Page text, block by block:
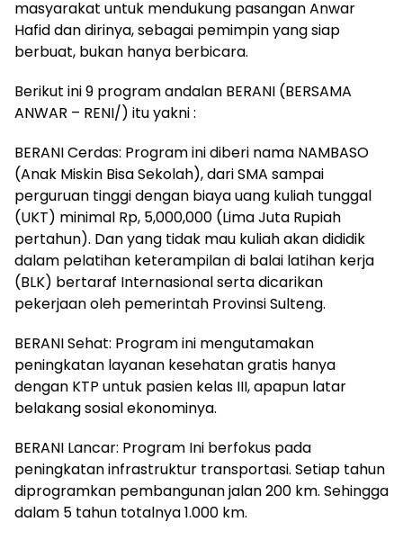
masyarakat untuk mendukung pasangan Anwar
Hafid dan dirinya, sebagai pemimpin yang siap
berbuat, bukan hanya berbicara.
Berikut ini 9 program andalan BERANI (BERSAMA
ANWAR – RENI/) itu yakni :
BERANI Cerdas: Program ini diberi nama NAMBASO
(Anak Miskin Bisa Sekolah), dari SMA sampai
perguruan tinggi dengan biaya uang kuliah tunggal
(UKT) minimal Rp, 5,000,000 (Lima Juta Rupiah
pertahun). Dan yang tidak mau kuliah akan dididik
dalam pelatihan keterampilan di balai latihan kerja
(BLK) bertaraf Internasional serta dicarikan
pekerjaan oleh pemerintah Provinsi Sulteng.
BERANI Sehat: Program ini mengutamakan
peningkatan layanan kesehatan gratis hanya
dengan KTP untuk pasien kelas III, apapun latar
belakang sosial ekonominya.
BERANI Lancar: Program Ini berfokus pada
peningkatan infrastruktur transportasi. Setiap tahun
diprogramkan pembangunan jalan 200 km. Sehingga
dalam 5 tahun totalnya 1.000 km.